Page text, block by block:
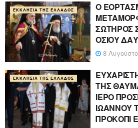
ΕΚΚΛΗΣΊΑ ΤΗΣ ΕΛΛΆΔΟΣ
Ο
ΣΩΤΗΡΟΣ
ΟΣΙΟΥ
8
ΕΚΚΛΗΣΊΑ ΤΗΣ ΕΛΛΆΔΟΣ
ΤΗΣ
ΙΕΡΟ
ΙΩΑΝΝΟΥ
ΠΡΟΚΟΠΙ